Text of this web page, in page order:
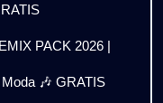
PACK 2026 |
🎶 GRATIS